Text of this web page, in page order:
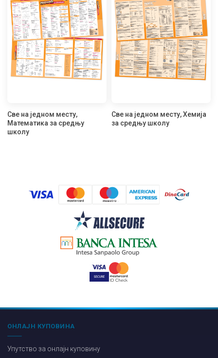
Све на једном месту,
Математика за средњу
школу
Све на једном месту, Хемија
за средњу школу
ОНЛАЈН КУПОВИНА
Упутство за онлајн куповину